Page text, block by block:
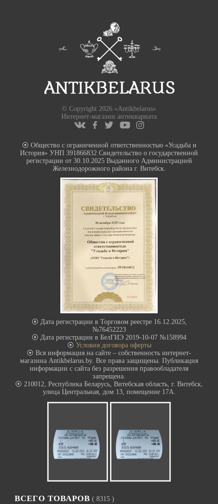
© Copyright 2026 «Antikbelarus»
Интернет-магазин антиквариата
⦿ Общество с ограниченной ответственностью «Усадьба и
История» УНП 391866832 Свидетельство о государственной
регистрации от 30.10.2025 Выданного Администрацией
Железнодорожного района г. Витебск.
⦿ Дата регистрации в Торговом реестре 16.12.2025,
№76452223
⦿ Дата регистрации в БелГИЭ 2019-10-07 №158994
⦿ Условия договора оферты
⦿ Вся информация на сайте – собственность интернет-
магазина Antikbelarus.by. Все права защищены. Публикация
информации с сайта без разрешения правообладателя
запрещена.
⦿ 210012, Республика Беларусь, Витебская область, г. Витебск,
улица Центральная, дом 13, помещение 17А.
ВСЕГО ТОВАРОВ ( 8315 )